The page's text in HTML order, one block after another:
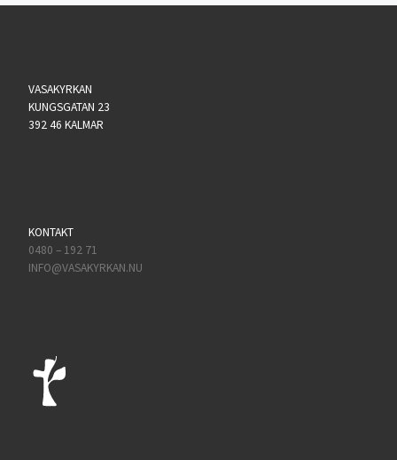
VASAKYRKAN
KUNGSGATAN 23
392 46 KALMAR
KONTAKT
0480 – 192 71
INFO@VASAKYRKAN.NU